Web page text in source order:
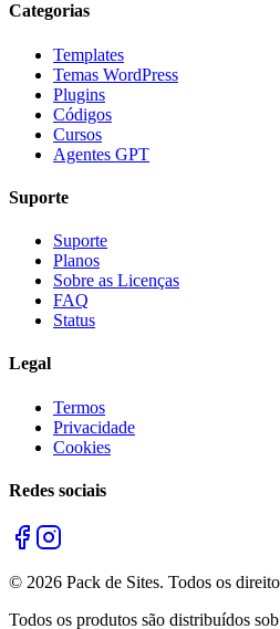
Categorias
Templates
Temas WordPress
Plugins
Códigos
Cursos
Agentes GPT
Suporte
Suporte
Planos
Sobre as Licenças
FAQ
Status
Legal
Termos
Privacidade
Cookies
Redes sociais
© 2026 Pack de Sites. Todos os
Todos os produtos são distribuídos